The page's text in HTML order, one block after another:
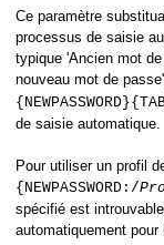
Ce paramètre
processus de saisie
typique 'Ancien mot
nouveau mot de
de saisie automatique.
Pour utiliser un profil
{NEWPASSWORD:/
spécifié est
automatiquement